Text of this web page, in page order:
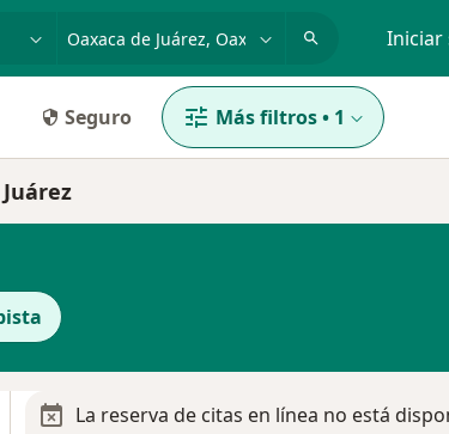
o nombre
p. ej. Guadalajara Iniciar
Seguro Más filtros• 1
La reserva de citas en línea no está